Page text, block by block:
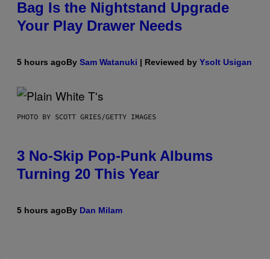
Bag Is the Nightstand Upgrade
Your Play Drawer Needs
5 hours agoBy Sam Watanuki | Reviewed by Ysolt Usigan
PHOTO BY SCOTT GRIES/GETTY IMAGES
3 No-Skip Pop-Punk Albums
Turning 20 This Year
5 hours agoBy Dan Milam